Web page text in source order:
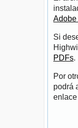
Adobe
Si
PDFs.
Por
podrá
enlace